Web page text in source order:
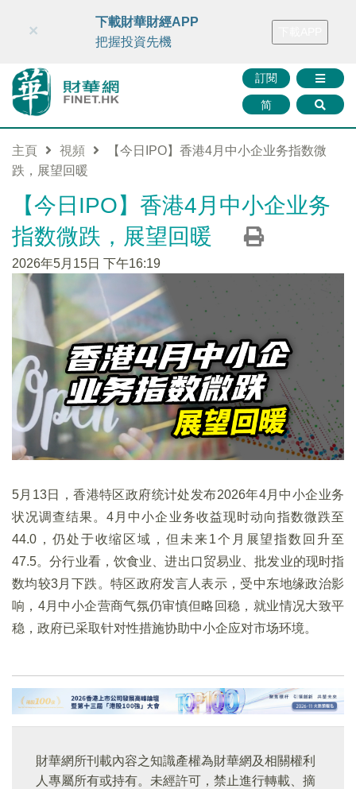
財華智庫網 FINTV FINMETA 財華證券 媒體矩陣
訂閱
简
×
下載財華財經APP
把握投資先機
主頁 視頻
【今日IPO】香港4月中小企业务指数微
跌，展望回暖
【今日IPO】香港4月中小企业务
指数微跌，展望回暖
2026年5月15日 下午16:19
5月13日，香港特区政府统计处发布2026年4月中小企业务
状况调查结果。4月中小企业务收益现时动向指数微跌至
44.0，仍处于收缩区域，但未来1个月展望指数回升至
47.5。分行业看，饮食业、进出口贸易业、批发业的现时指
数均较3月下跌。特区政府发言人表示，受中东地缘政治影
响，4月中小企营商气氛仍审慎但略回稳，就业情况大致平
稳，政府已采取针对性措施协助中小企应对市场环境。
財華網所刊載內容之知識產權為財華網及相關權利
人專屬所有或持有。未經許可，禁止進行轉載、摘